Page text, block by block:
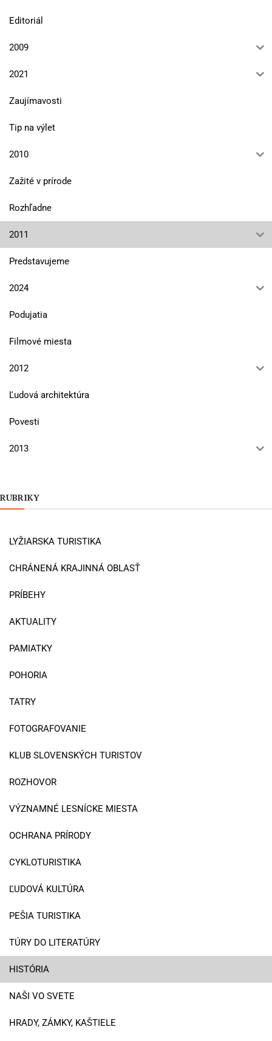
Editoriál
2009
2021
Zaujímavosti
Tip na výlet
2010
Zažité v prírode
Rozhľadne
2011
Predstavujeme
2024
Podujatia
Filmové miesta
2012
Ľudová architektúra
Povesti
2013
RUBRIKY
LYŽIARSKA TURISTIKA
CHRÁNENÁ KRAJINNÁ OBLASŤ
PRÍBEHY
AKTUALITY
PAMIATKY
POHORIA
TATRY
FOTOGRAFOVANIE
KLUB SLOVENSKÝCH TURISTOV
ROZHOVOR
VÝZNAMNÉ LESNÍCKE MIESTA
OCHRANA PRÍRODY
CYKLOTURISTIKA
ĽUDOVÁ KULTÚRA
PEŠIA TURISTIKA
TÚRY DO LITERATÚRY
HISTÓRIA
NAŠI VO SVETE
HRADY, ZÁMKY, KAŠTIELE